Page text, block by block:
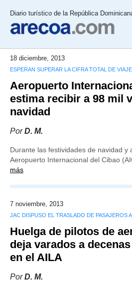
Diario turístico de la República
18 diciembre, 2013
ESPERAN SUPERAR LA CIFRA TOTAL DE
Aeropuerto
estima recibir a 98 mil
navidad
PorD. M.
Durante las festividades de navidad y
Aeropuerto Internacional del Cibao
más
7 noviembre, 2013
JAC DISPUSO EL TRASLADO DE PASAJEROS
Huelga de pilotos de
deja varados a
en el AILA
PorD. M.